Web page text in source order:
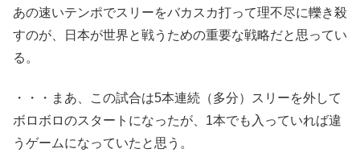
あの速いテンポでスリーをバカスカ打って理不尽に轢き殺
すのが、日本が世界と戦うための重要な戦略だと思ってい
る。
・・・まあ、この試合は5本連続（多分）スリーを外して
ボロボロのスタートになったが、1本でも入っていれば違
うゲームになっていたと思う。